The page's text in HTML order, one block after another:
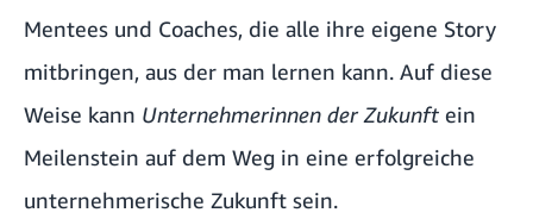
Mentees und Coaches, die alle ihre eigene Story
mitbringen, aus der man lernen kann. Auf diese
Weise kann Unternehmerinnen der Zukunft ein
Meilenstein auf dem Weg in eine erfolgreiche
unternehmerische Zukunft sein.